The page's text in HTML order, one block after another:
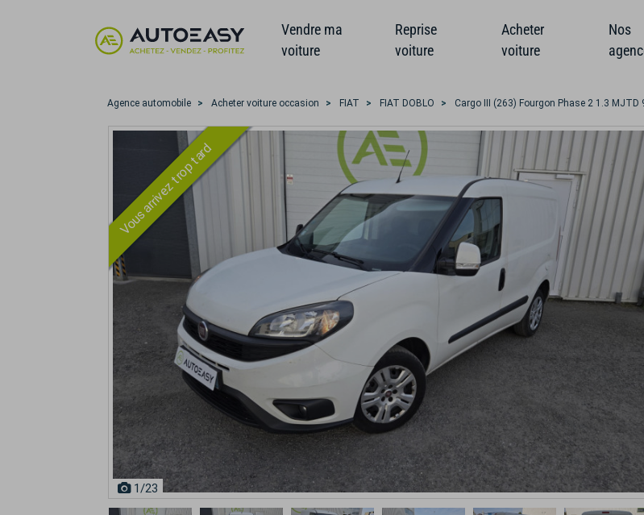
Vendre ma
voiture
Reprise
voiture
Acheter
voiture
Nos
Agence automobile Acheter voiture occasion FIAT FIAT DOBLO Cargo III (263) Fourgon Phase 2 1.3
Vous arrivez trop tard
1/23